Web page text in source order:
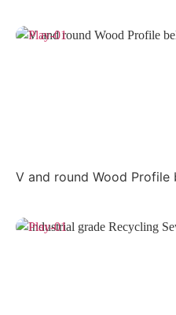
V and round Wood Profile